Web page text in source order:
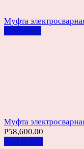
Муфта
Read more
Муфта
Р58,600.00
Add to cart